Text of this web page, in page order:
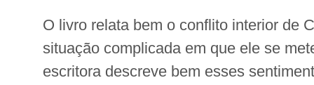
O livro relata bem o conflito interior de
situação complicada em que ele se
escritora descreve bem esses